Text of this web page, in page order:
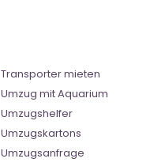
Transporter mieten
Umzug mit Aquarium
Umzugshelfer
Umzugskartons
Umzugsanfrage